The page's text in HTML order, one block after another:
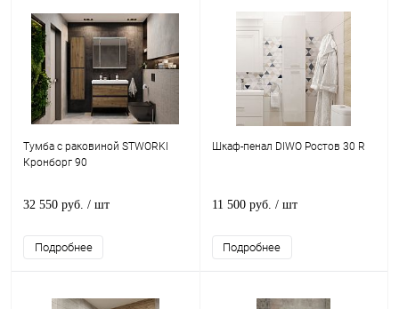
Тумба с раковиной STWORKI
Кронборг 90
32 550 руб. / шт
Подробнее
Шкаф-пенал DIWO Ростов 30 R
11 500 руб. / шт
Подробнее